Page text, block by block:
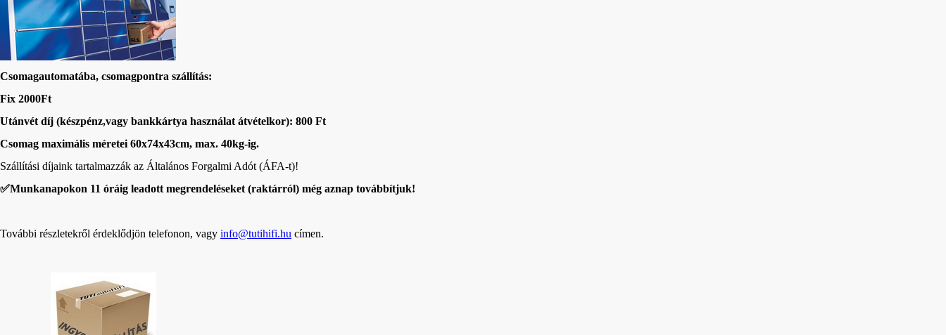
Csomagautomatába, csomagpontra szállítás:
Fix 2000Ft
Utánvét díj (készpénz,vagy bankkártya használat átvételkor): 800 Ft
Csomag maximális méretei 60x74x43cm, max. 40kg-ig.
Szállítási díjaink tartalmazzák az Általános Forgalmi Adót (ÁFA-t)!
✅Munkanapokon 11 óráig leadott megrendeléseket (raktárról) még aznap továbbítjuk!
További részletekről érdeklődjön telefonon, vagy info@tutihifi.hu címen.